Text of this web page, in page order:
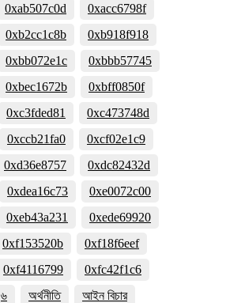
0xab507c0d
0xacc6798f
0xb2cc1c8b
0xb918f918
0xbb072e1c
0xbbb57745
0xbec1672b
0xbff0850f
0xc3fded81
0xc473748d
0xccb21fa0
0xcf02e1c9
0xd36e8757
0xdc82432d
0xdea16c73
0xe0072c00
0xeb43a231
0xede69920
0xf153520b
0xf18f6eef
0xf4116799
0xfc42f1c6
৬ অর্থনীতি
আইন বিচার